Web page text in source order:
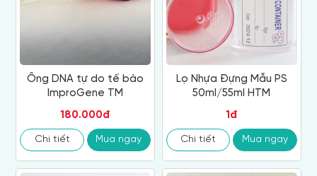
Ống DNA tự do tế bào
ImproGene TM
180.000đ
Chi tiết Mua ngay
Lọ Nhựa Đựng Mẫu PS
50ml/55ml HTM
1đ
Chi tiết Mua ngay